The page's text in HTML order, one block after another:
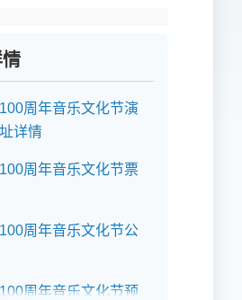
周年音乐文化节演
详情
周年音乐文化节票
周年音乐文化节公
周年音乐文化节预